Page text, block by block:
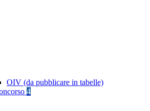
OIV (da pubblicare in tabelle)
4